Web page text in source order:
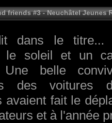
friends #3 - Neuchâtel Jeunes
dans le titre...
le soleil et un
Une belle
des voitures
avaient fait le
et à l'année